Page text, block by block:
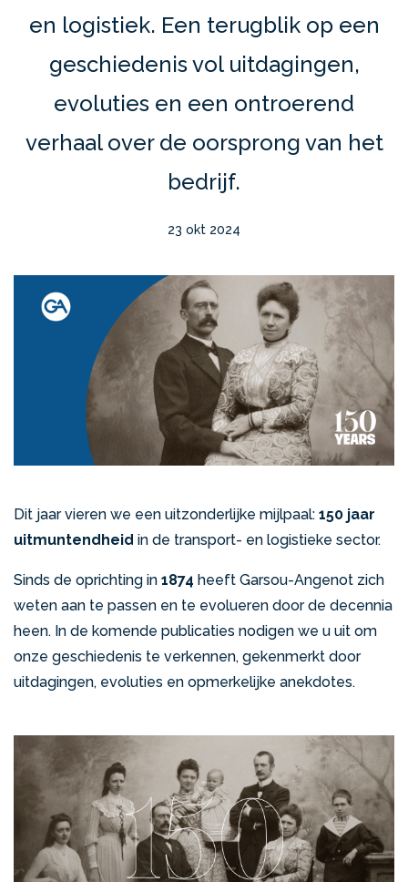
en logistiek. Een terugblik op een
geschiedenis vol uitdagingen,
evoluties en een ontroerend
verhaal over de oorsprong van het
bedrijf.
23 okt 2024
Dit jaar vieren we een uitzonderlijke mijlpaal: 150 jaar
uitmuntendheid in de transport- en logistieke sector.
Sinds de oprichting in 1874 heeft Garsou-Angenot zich
weten aan te passen en te evolueren door de decennia
heen. In de komende publicaties nodigen we u uit om
onze geschiedenis te verkennen, gekenmerkt door
uitdagingen, evoluties en opmerkelijke anekdotes.